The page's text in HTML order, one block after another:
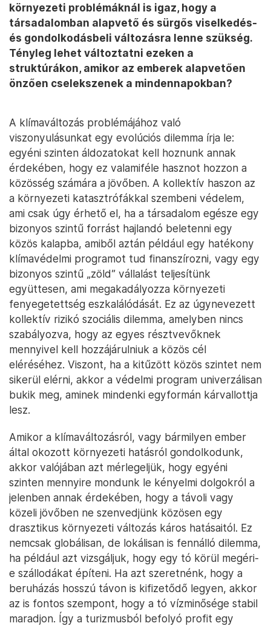
környezeti problémáknál is igaz, hogy a
társadalomban alapvető és sürgős viselkedés-
és gondolkodásbeli változásra lenne szükség.
Tényleg lehet változtatni ezeken a
struktúrákon, amikor az emberek alapvetően
önzően cselekszenek a mindennapokban?
A klímaváltozás problémájához való
viszonyulásunkat egy evolúciós dilemma írja le:
egyéni szinten áldozatokat kell hoznunk annak
érdekében, hogy ez valamiféle hasznot hozzon a
közösség számára a jövőben. A kollektív haszon az
a környezeti katasztrófákkal szembeni védelem,
ami csak úgy érhető el, ha a társadalom egésze egy
bizonyos szintű forrást hajlandó beletenni egy
közös kalapba, amiből aztán például egy hatékony
klímavédelmi programot tud finanszírozni, vagy egy
bizonyos szintű „zöld” vállalást teljesítünk
együttesen, ami megakadályozza környezeti
fenyegetettség eszkalálódását. Ez az úgynevezett
kollektív rizikó szociális dilemma, amelyben nincs
szabályozva, hogy az egyes résztvevőknek
mennyivel kell hozzájárulniuk a közös cél
eléréséhez. Viszont, ha a kitűzött közös szintet nem
sikerül elérni, akkor a védelmi program univerzálisan
bukik meg, aminek mindenki egyformán kárvallottja
lesz.
Amikor a klímaváltozásról, vagy bármilyen ember
által okozott környezeti hatásról gondolkodunk,
akkor valójában azt mérlegeljük, hogy egyéni
szinten mennyire mondunk le kényelmi dolgokról a
jelenben annak érdekében, hogy a távoli vagy
közeli jövőben ne szenvedjünk közösen egy
drasztikus környezeti változás káros hatásaitól. Ez
nemcsak globálisan, de lokálisan is fennálló dilemma,
ha például azt vizsgáljuk, hogy egy tó körül megéri-
e szállodákat építeni. Ha azt szeretnénk, hogy a
beruházás hosszú távon is kifizetődő legyen, akkor
az is fontos szempont, hogy a tó vízminősége stabil
maradjon. Így a turizmusból befolyó profit egy